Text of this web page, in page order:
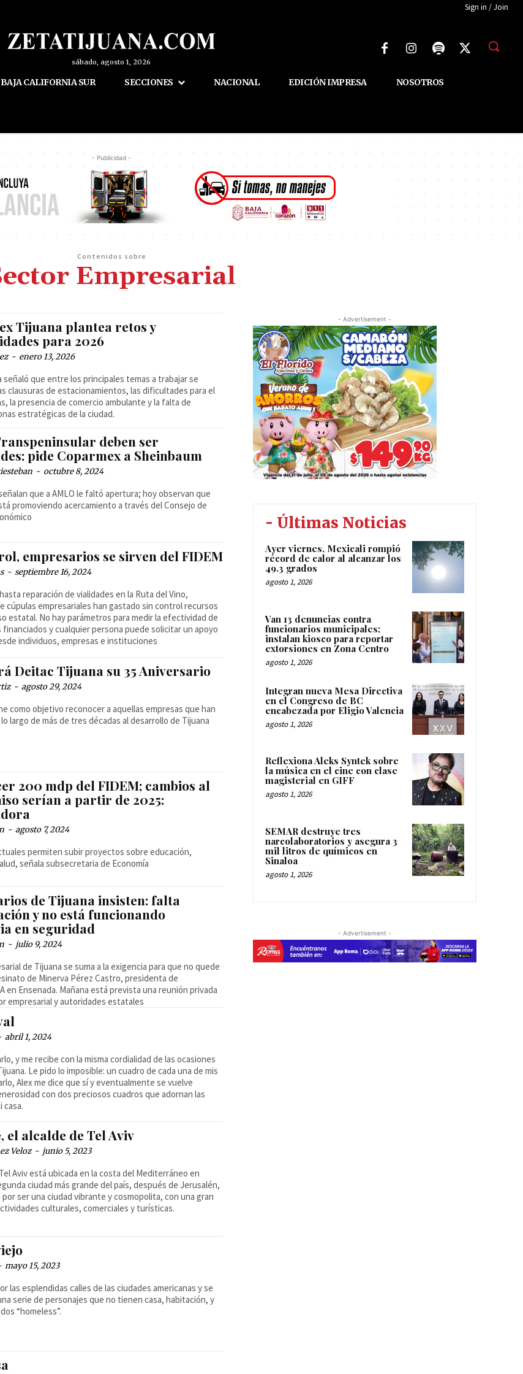
Sign in / Join
sábado, agosto 1, 2026
BAJA CALIFORNIA SUR SECCIONES NACIONAL EDICIÓN IMPRESA NOSOTROS
- Publicidad -
Contenidos sobre
Empresarial
Tijuana plantea retos y
para 2026
- enero 13, 2026
señaló que entre los principales temas a trabajar se
clausuras de estacionamientos, las dificultades para el
la presencia de comercio ambulante y la falta de
estratégicas de la ciudad.
deben ser
pide Coparmex a Sheinbaum
- octubre 8, 2024
que a AMLO le faltó apertura; hoy observan que
promoviendo acercamiento a través del Consejo de
empresarios se sirven del FIDEM
- septiembre 16, 2024
reparación de vialidades en la Ruta del Vino,
cúpulas empresariales han gastado sin control recursos
estatal. No hay parámetros para medir la efectividad de
y cualquier persona puede solicitar un apoyo
individuos, empresas e instituciones
Deitac Tijuana su 35 Aniversario
- agosto 29, 2024
como objetivo reconocer a aquellas empresas que han
largo de más de tres décadas al desarrollo de Tijuana
200 mdp del FIDEM; cambios al
serían a partir de 2025:
- agosto 7, 2024
permiten subir proyectos sobre educación,
señala subsecretaria de Economía
de Tijuana insisten: falta
y no está funcionando
en seguridad
- julio 9, 2024
de Tijuana se suma a la exigencia para que no quede
de Minerva Pérez Castro, presidenta de
en Ensenada. Mañana está prevista una reunión privada
empresarial y autoridades estatales
abril 1, 2024
y me recibe con la misma cordialidad de las ocasiones
Le pido lo imposible: un cuadro de cada una de mis
Alex me dice que sí y eventualmente se vuelve
con dos preciosos cuadros que adornan las
casa.
el alcalde de Tel Aviv
Veloz - junio 5, 2023
Aviv está ubicada en la costa del Mediterráneo en
ciudad más grande del país, después de Jerusalén,
por ser una ciudad vibrante y cosmopolita, con una gran
culturales, comerciales y turísticas.
mayo 15, 2023
las esplendidas calles de las ciudades americanas y se
serie de personajes que no tienen casa, habitación, y
“homeless”.
- Advertisement -
- Últimas Noticias
Ayer viernes, Mexicali rompió
récord de calor al alcanzar los
49.3 grados
agosto 1, 2026
Van 13 denuncias contra
funcionarios municipales;
instalan kiosco para reportar
extorsiones en Zona Centro
agosto 1, 2026
Integran nueva Mesa Directiva
en el Congreso de BC
encabezada por Eligio Valencia
agosto 1, 2026
Reflexiona Aleks Syntek sobre
la música en el cine con clase
magisterial en GIFF
agosto 1, 2026
SEMAR destruye tres
narcolaboratorios y asegura 3
mil litros de químicos en
Sinaloa
agosto 1, 2026
- Advertisement -